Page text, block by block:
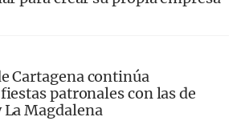
Cartagena continúa
patronales con las de
La Magdalena